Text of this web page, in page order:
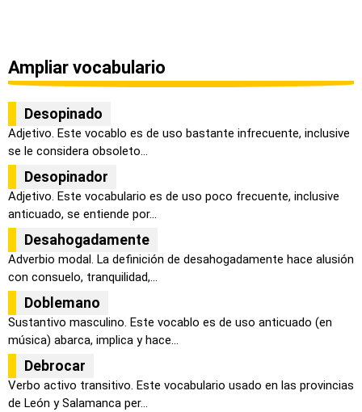
Ampliar vocabulario
Desopinado
Adjetivo. Este vocablo es de uso bastante infrecuente, inclusive
se le considera obsoleto...
Desopinador
Adjetivo. Este vocabulario es de uso poco frecuente, inclusive
anticuado, se entiende por...
Desahogadamente
Adverbio modal. La definición de desahogadamente hace alusión
con consuelo, tranquilidad,...
Doblemano
Sustantivo masculino. Este vocablo es de uso anticuado (en
música) abarca, implica y hace...
Debrocar
Verbo activo transitivo. Este vocabulario usado en las provincias
de León y Salamanca per...